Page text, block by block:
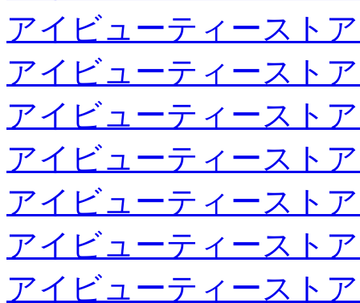
アイビューティースト
アイビューティースト
アイビューティースト
アイビューティースト
アイビューティースト
アイビューティースト
アイビューティースト